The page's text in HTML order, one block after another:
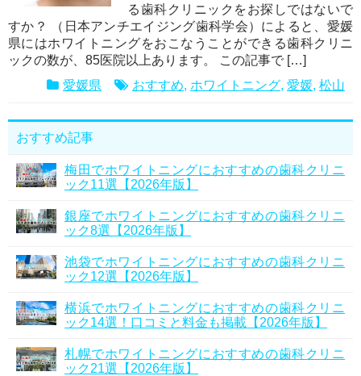
る歯科クリニックをお探しではないで
すか？ （日本アンチエイジング歯科学会）によると、愛媛
県にはホワイトニングをおこなうことができる歯科クリニ
ックの数が、85医院以上あります。 この記事で […]
愛媛県
おすすめ, ホワイトニング, 愛媛, 松山
おすすめ記事
梅田でホワイトニングにおすすめの歯科クリニ
ック11選【2026年版】
銀座でホワイトニングにおすすめの歯科クリニ
ック8選【2026年版】
池袋でホワイトニングにおすすめの歯科クリニ
ック12選【2026年版】
横浜でホワイトニングにおすすめの歯科クリニ
ック14選！口コミと料金も掲載【2026年版】
札幌でホワイトニングにおすすめの歯科クリニ
ック21選【2026年版】